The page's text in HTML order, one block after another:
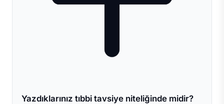
Yazdıklarınız tıbbi tavsiye niteliğinde midir?